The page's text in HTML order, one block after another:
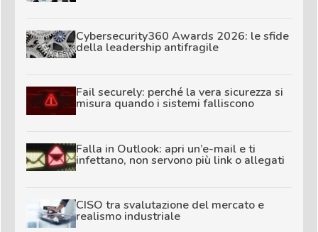
Cybersecurity360 Awards 2026: le sfide
della leadership antifragile
Fail securely: perché la vera sicurezza si
misura quando i sistemi falliscono
Falla in Outlook: apri un’e-mail e ti
infettano, non servono più link o allegati
CISO tra svalutazione del mercato e
realismo industriale